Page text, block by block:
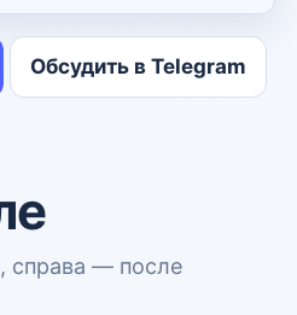
Обсудить в Telegram
справа — после